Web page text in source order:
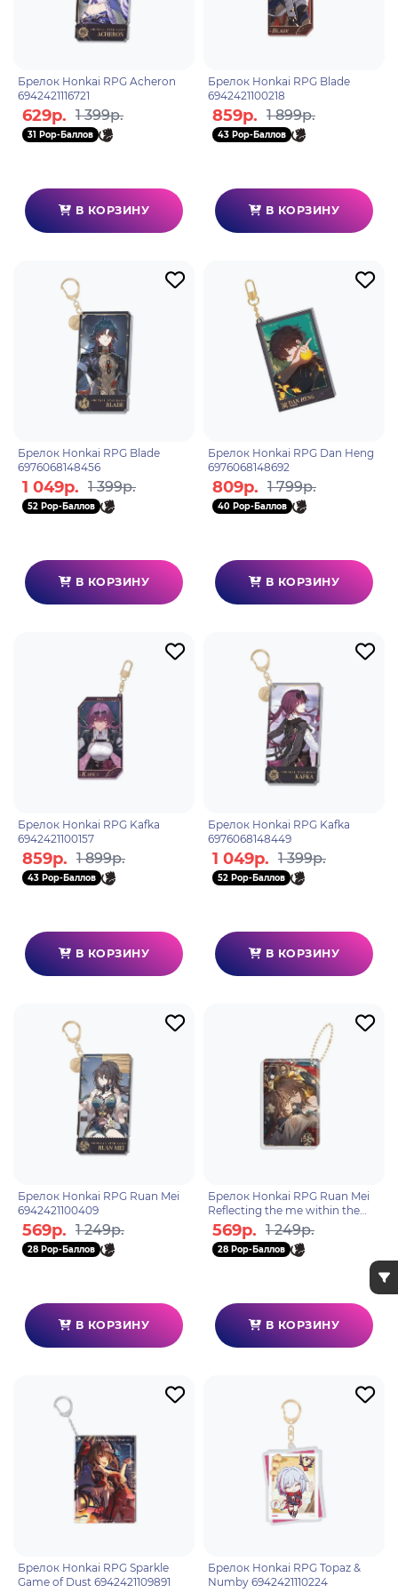
Брелок Honkai RPG Acheron
6942421116721
629р. 1 399р.
31 Pop-Баллов
В КОРЗИНУ
Брелок Honkai RPG Blade
6942421100218
859р. 1 899р.
43 Pop-Баллов
В КОРЗИНУ
Брелок Honkai RPG Blade
6976068148456
1 049р. 1 399р.
52 Pop-Баллов
В КОРЗИНУ
Брелок Honkai RPG Dan Heng
6976068148692
809р. 1 799р.
40 Pop-Баллов
В КОРЗИНУ
Брелок Honkai RPG Kafka
6942421100157
859р. 1 899р.
43 Pop-Баллов
В КОРЗИНУ
Брелок Honkai RPG Kafka
6976068148449
1 049р. 1 399р.
52 Pop-Баллов
В КОРЗИНУ
Брелок Honkai RPG Ruan Mei
6942421100409
569р. 1 249р.
28 Pop-Баллов
В КОРЗИНУ
Брелок Honkai RPG Ruan Mei
Reflecting the me within the
mirror 6976525009658
569р. 1 249р.
28 Pop-Баллов
В КОРЗИНУ
Брелок Honkai RPG Sparkle
Game of Dust 6942421109891
Брелок Honkai RPG Topaz &
Numby 6942421110224